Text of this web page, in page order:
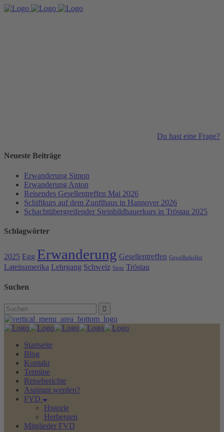
Du hast eine Frage?
Neueste Beiträge
Erwanderung Simon
Erwanderung Anton
Reisendes Gesellentreffen Mai 2026
Schiftkurs auf dem Zunfthaus in Hannover 2026
Schachtübergreifender Steinbildhauerkurs in Tröstau 2025
Schlagwörter
2025 Egg Erwanderung Gesellentreffen Gewölbekeller
Lateinamerika Lehrgang Schweiz Stein Tröstau
Suchen
Search
for:
Startseite
Blog
Kontakt
Termine
Reiseberichte
Aspirant werden?
FVD
Historie
Herbergen
Mitglieder FVD